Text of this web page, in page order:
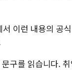
이런 내용의 공
구를 읽습니다.